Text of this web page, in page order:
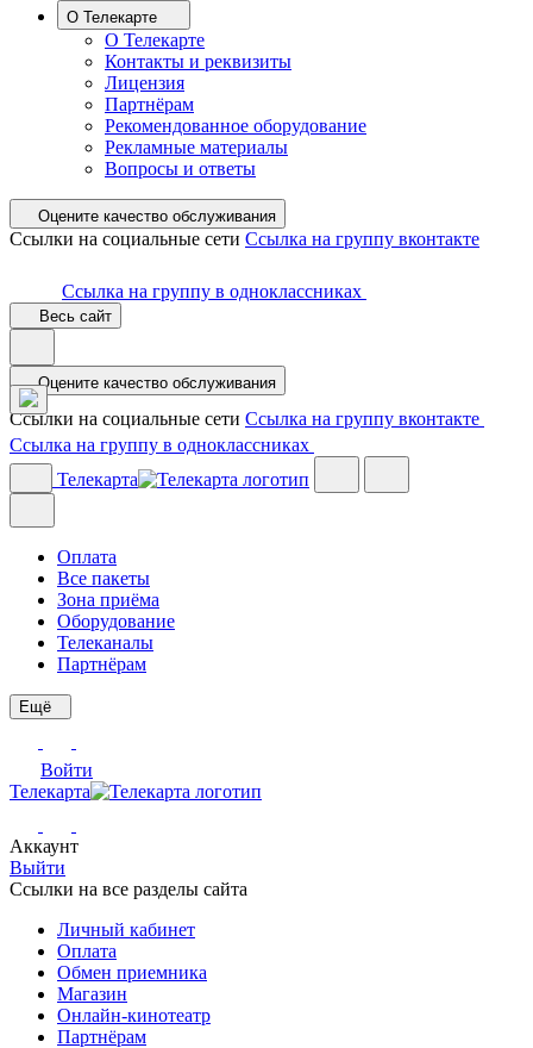
О Телекарте
О Телекарте
Контакты и реквизиты
Лицензия
Партнёрам
Рекомендованное оборудование
Рекламные материалы
Вопросы и ответы
Оцените качество обслуживания
Ссылки на социальные сети Ссылка на группу вконтакте
Ссылка на группу в одноклассниках
Весь сайт
Оцените качество обслуживания
Ссылки на социальные сети Ссылка на группу вконтакте
Ссылка на группу в одноклассниках
Телекарта
Оплата
Все пакеты
Зона приёма
Оборудование
Телеканалы
Партнёрам
Ещё
Войти
Телекарта
Аккаунт
Выйти
Ссылки на все разделы сайта
Личный кабинет
Оплата
Обмен приемника
Магазин
Онлайн-кинотеатр
Партнёрам